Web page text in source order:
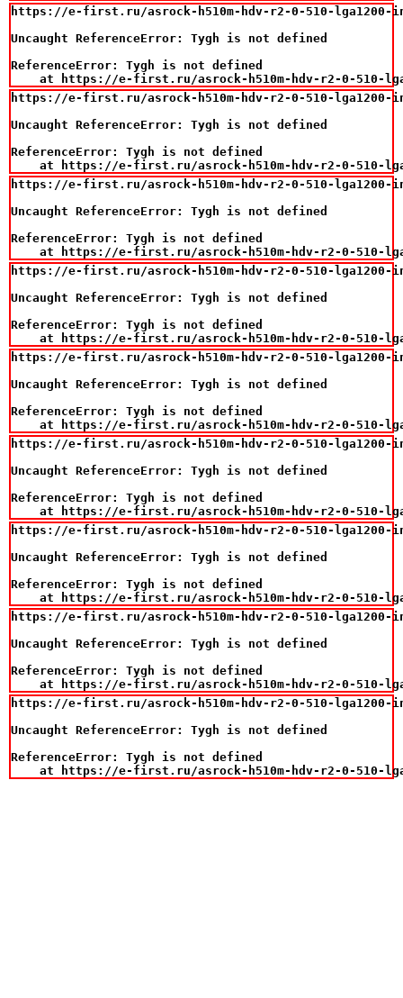
https://e-first.ru/asrock-h510m-hdv-r2-0-510-lga1200-
Uncaught ReferenceError: Tygh is not defined
ReferenceError: Tygh is not defined
at https://e-first.ru/asrock-h510m-hdv-r2-0-510-
https://e-first.ru/asrock-h510m-hdv-r2-0-510-lga1200-
Uncaught ReferenceError: Tygh is not defined
ReferenceError: Tygh is not defined
at https://e-first.ru/asrock-h510m-hdv-r2-0-510-
https://e-first.ru/asrock-h510m-hdv-r2-0-510-lga1200-
Uncaught ReferenceError: Tygh is not defined
ReferenceError: Tygh is not defined
at https://e-first.ru/asrock-h510m-hdv-r2-0-510-
https://e-first.ru/asrock-h510m-hdv-r2-0-510-lga1200-
Uncaught ReferenceError: Tygh is not defined
ReferenceError: Tygh is not defined
at https://e-first.ru/asrock-h510m-hdv-r2-0-510-
https://e-first.ru/asrock-h510m-hdv-r2-0-510-lga1200-
Uncaught ReferenceError: Tygh is not defined
ReferenceError: Tygh is not defined
at https://e-first.ru/asrock-h510m-hdv-r2-0-510-
https://e-first.ru/asrock-h510m-hdv-r2-0-510-lga1200-
Uncaught ReferenceError: Tygh is not defined
ReferenceError: Tygh is not defined
at https://e-first.ru/asrock-h510m-hdv-r2-0-510-
https://e-first.ru/asrock-h510m-hdv-r2-0-510-lga1200-
Uncaught ReferenceError: Tygh is not defined
ReferenceError: Tygh is not defined
at https://e-first.ru/asrock-h510m-hdv-r2-0-510-
https://e-first.ru/asrock-h510m-hdv-r2-0-510-lga1200-
Uncaught ReferenceError: Tygh is not defined
ReferenceError: Tygh is not defined
at https://e-first.ru/asrock-h510m-hdv-r2-0-510-
https://e-first.ru/asrock-h510m-hdv-r2-0-510-lga1200-
Uncaught ReferenceError: Tygh is not defined
ReferenceError: Tygh is not defined
at https://e-first.ru/asrock-h510m-hdv-r2-0-510-